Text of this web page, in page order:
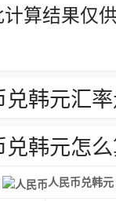
算结果仅
兑韩元汇
兑韩元怎
人民币兑韩元